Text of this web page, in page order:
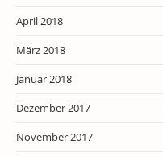
April 2018
März 2018
Januar 2018
Dezember 2017
November 2017